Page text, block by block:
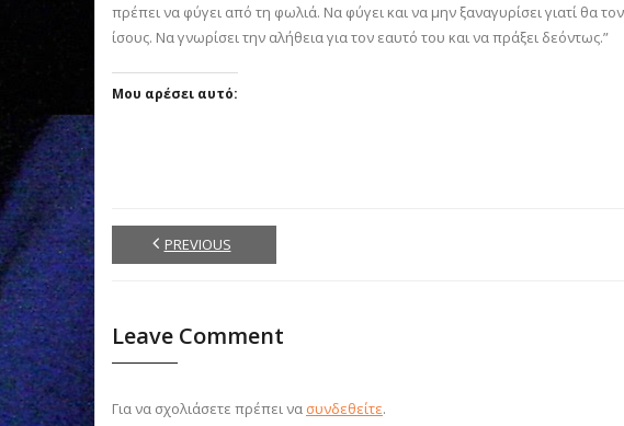
πρέπει να φύγει από τη φωλιά. Να φύγει και να μην ξαναγυρίσει γιατί θα
ίσους. Να γνωρίσει την αλήθεια για τον εαυτό του και να πράξει δεόντως.”
Μου αρέσει αυτό:
PREVIOUS
Leave Comment
Για να σχολιάσετε πρέπει να συνδεθείτε.